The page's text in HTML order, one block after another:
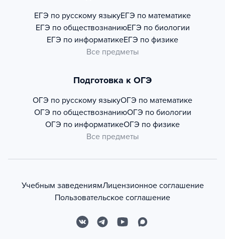
ЕГЭ по русскому языкуЕГЭ по математике
ЕГЭ по обществознаниюЕГЭ по биологии
ЕГЭ по информатикеЕГЭ по физике
Все предметы
Подготовка к ОГЭ
ОГЭ по русскому языкуОГЭ по математике
ОГЭ по обществознаниюОГЭ по биологии
ОГЭ по информатикеОГЭ по физике
Все предметы
Учебным заведениямЛицензионное соглашение
Пользовательское соглашение